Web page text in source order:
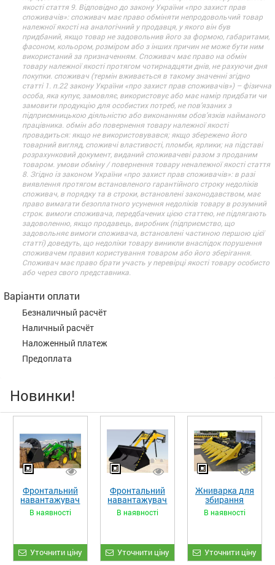
якості стаття 9. Відповідно до закону України «про захист прав
споживачів»: споживач має право обміняти непродовольчий товар
належної якості на аналогічний у продавця, у якого він був
придбаний, якщо товар не задовольнив його за формою, габаритами,
фасоном, кольором, розміром або з інших причин не може бути ним
використаний за призначенням. Споживач має право на обмін
товару належної якості протягом чотирнадцяти днів, не рахуючи дня
покупки. споживач (термін вживається в такому значенні згідно
статті 1. п.22 закону України «про захист прав споживачів») – фізична
особа, яка купує, замовляє, використовує або має намір придбати чи
замовити продукцію для особистих потреб, не пов’язаних з
підприємницькою діяльністю або виконанням обов’язків найманого
працівника. обмін або повернення товару належної якості
провадиться: якщо не використовувався; якщо збережено його
товарний вигляд, споживчі властивості, пломби, ярлики; на підставі
розрахунковий документ, виданий споживачеві разом з проданим
товаром. умови обміну / повернення товару неналежної якості стаття
8. Згідно із законом України «про захист прав споживачів»: в разі
виявлення протягом встановленого гарантійного строку недоліків
споживач, в порядку та в строки, встановлені законодавством, має
право вимагати безоплатного усунення недоліків товару в розумний
строк. вимоги споживача, передбачених цією статтею, не підлягають
задоволенню, якщо продавець, виробник (підприємство, що
задовольняє вимоги споживача, встановлені частиною першою цієї
статті) доведуть, що недоліки товару виникли внаслідок порушення
споживачем правил користування товаром або його зберігання.
Споживач має право брати участь у перевірці якості товару особисто
або через свого представника.
Варіанти оплати
Безналичный расчёт
Наличный расчёт
Наложенный платеж
Предоплата
Новинки!
Фронтальний
навантажувач
«STRONG XL»
В наявності
Уточнити ціну
Фронтальний
навантажувач
«STRONG»
В наявності
Уточнити ціну
Жниварка для
збирання
кукурудзи
ЖКИ-870
В наявності
Уточнити ціну